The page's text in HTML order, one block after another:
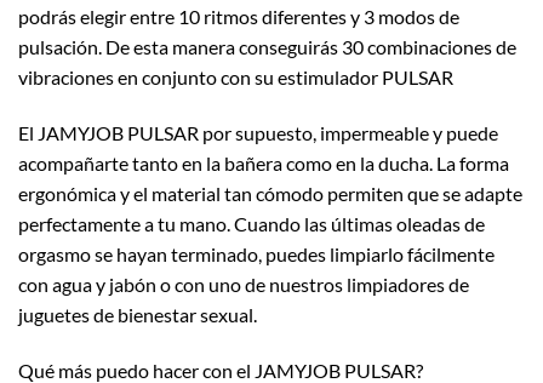
podrás elegir entre 10 ritmos diferentes y 3 modos de
pulsación. De esta manera conseguirás 30 combinaciones de
vibraciones en conjunto con su estimulador PULSAR
El JAMYJOB PULSAR por supuesto, impermeable y puede
acompañarte tanto en la bañera como en la ducha. La forma
ergonómica y el material tan cómodo permiten que se adapte
perfectamente a tu mano. Cuando las últimas oleadas de
orgasmo se hayan terminado, puedes limpiarlo fácilmente
con agua y jabón o con uno de nuestros limpiadores de
juguetes de bienestar sexual.
Qué más puedo hacer con el JAMYJOB PULSAR?